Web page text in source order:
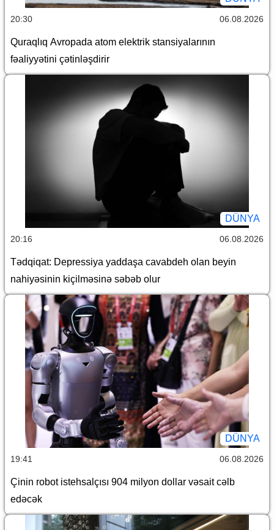
20:30 06.08.2026
Quraqlıq Avropada atom elektrik stansiyalarının
fəaliyyətini çətinləşdirir
DÜNYA
20:16 06.08.2026
Tədqiqat: Depressiya yaddaşa cavabdeh olan beyin
nahiyəsinin kiçilməsinə səbəb olur
DÜNYA
19:41 06.08.2026
Çinin robot istehsalçısı 904 milyon dollar vəsait cəlb
edəcək